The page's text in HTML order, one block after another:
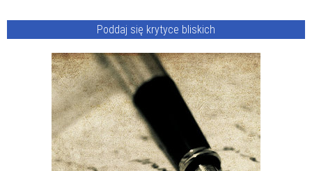
Poddaj się krytyce bliskich